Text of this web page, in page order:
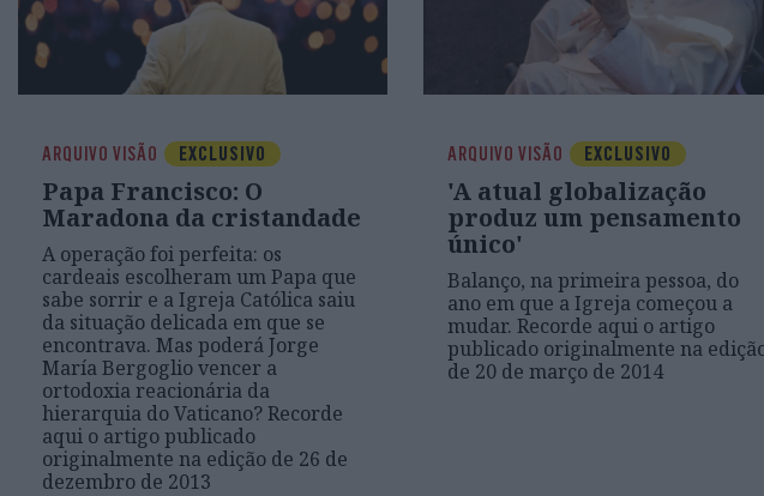
ARQUIVO VISÃO EXCLUSIVO
Papa Francisco: O
Maradona da cristandade
A operação foi perfeita: os
cardeais escolheram um Papa que
sabe sorrir e a Igreja Católica saiu
da situação delicada em que se
encontrava. Mas poderá Jorge
María Bergoglio vencer a
ortodoxia reacionária da
hierarquia do Vaticano? Recorde
aqui o artigo publicado
originalmente na edição de 26 de
dezembro de 2013
ARQUIVO VISÃO EXCLUSIVO
'A atual globalização
produz um pensamento
único'
Balanço, na primeira pessoa, do
ano em que a Igreja começou a
mudar. Recorde aqui o artigo
publicado originalmente na
de 20 de março de 2014